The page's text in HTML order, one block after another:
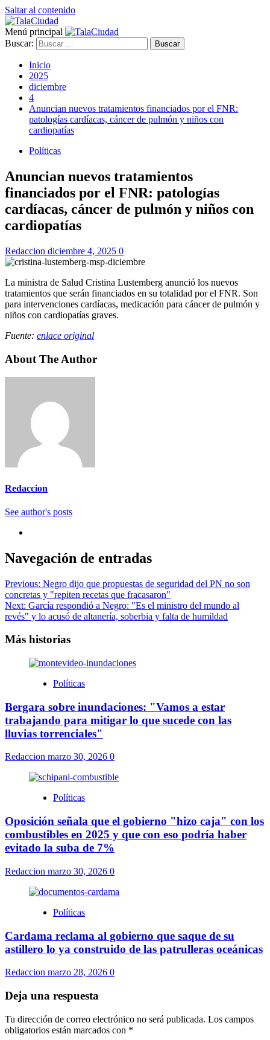
Saltar al contenido
Menú principal
Buscar:
Inicio
2025
diciembre
4
Anuncian nuevos tratamientos financiados por el FNR:
patologías cardíacas, cáncer de pulmón y niños con
cardiopatías
Políticas
Anuncian nuevos tratamientos
financiados por el FNR: patologías
cardíacas, cáncer de pulmón y niños con
cardiopatías
Redaccion diciembre 4, 2025 0
La ministra de Salud Cristina Lustemberg anunció los nuevos
tratamientos que serán financiados en su totalidad por el FNR. Son
para intervenciones cardíacas, medicación para cáncer de pulmón y
niños con cardiopatías graves.
Fuente: enlace original
About The Author
Redaccion
See author's posts
Navegación de entradas
Previous: Negro dijo que propuestas de seguridad del PN no son
concretas y "repiten recetas que fracasaron"
Next: García respondió a Negro: "Es el ministro del mundo al
revés" y lo acusó de altanería, soberbia y falta de humildad
Más historias
Políticas
Bergara sobre inundaciones: "Vamos a estar
trabajando para mitigar lo que sucede con las
lluvias torrenciales"
Redaccion marzo 30, 2026 0
Políticas
Oposición señala que el gobierno "hizo caja" con los
combustibles en 2025 y que con eso podría haber
evitado la suba de 7%
Redaccion marzo 30, 2026 0
Políticas
Cardama reclama al gobierno que saque de su
astillero lo ya construido de las patrulleras oceánicas
Redaccion marzo 28, 2026 0
Deja una respuesta
Tu dirección de correo electrónico no será publicada. Los campos
obligatorios están marcados con *